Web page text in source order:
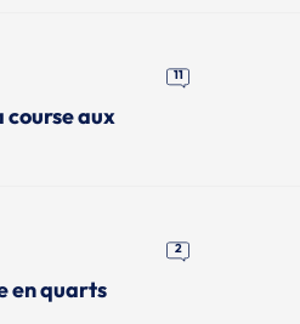
11
course aux
2
en quarts